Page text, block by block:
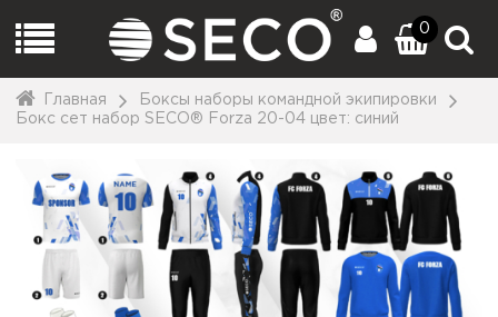
0
Главная
Боксы наборы командной экипировки
Бокс сет набор SECO® Forza 20-04 цвет: синий